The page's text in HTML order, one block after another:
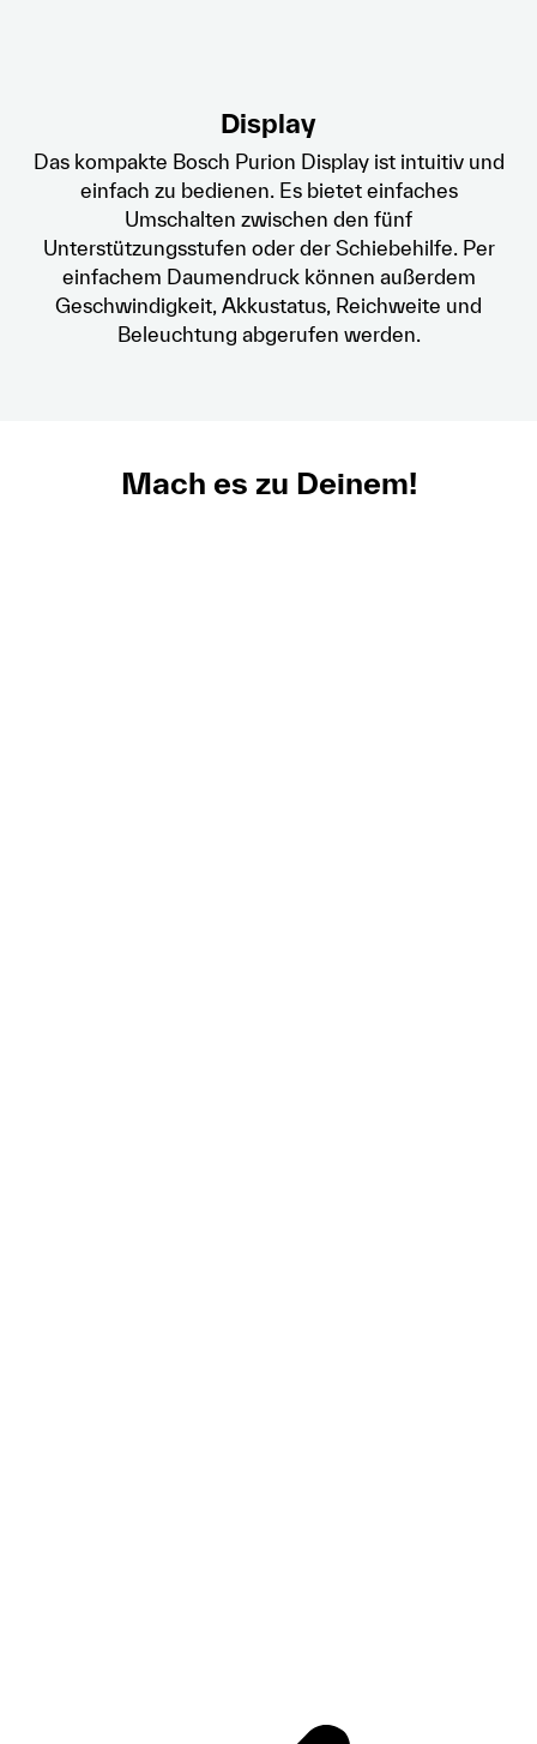
Display
Das kompakte Bosch Purion Display ist intuitiv und
einfach zu bedienen. Es bietet einfaches
Umschalten zwischen den fünf
Unterstützungsstufen oder der Schiebehilfe. Per
einfachem Daumendruck können außerdem
Geschwindigkeit, Akkustatus, Reichweite und
Beleuchtung abgerufen werden.
Mach es zu Deinem!